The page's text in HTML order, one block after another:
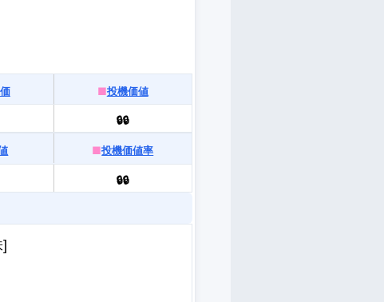
■投機価値
🔒🔒
■投機価値率
🔒🔒